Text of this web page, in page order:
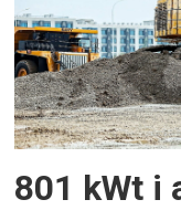
801 kWt i